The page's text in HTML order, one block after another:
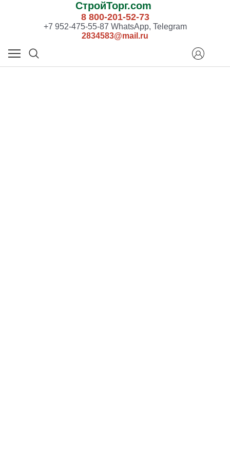
СтройТорг.com
8 800-201-52-73
+7 952-475-55-87 WhatsApp, Telegram
2834583@mail.ru